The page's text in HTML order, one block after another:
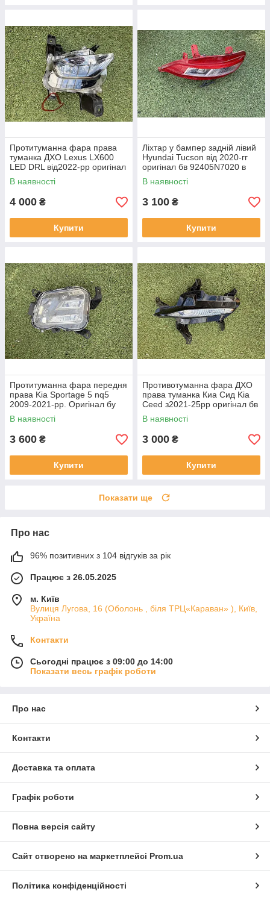
Протитуманна фара права
туманка ДХО Lexus LX600
LED DRL від2022-рр оригінал
бв відсутнє одно кріплення
В наявності
4 000 ₴
Купити
Ліхтар у бампер задній лівий
Hyundai Tucson від 2020-гг
оригінал бв 92405N7020 в
нормальному стані
В наявності
3 100 ₴
Купити
Протитуманна фара передня
права Kia Sportage 5 nq5
2009-2021-рр. Оригінал бу
92202R2000 проклеєна
тріщина скла в непомітному
місці
В наявності
3 600 ₴
Купити
Противотуманна фара ДХО
права туманка Киа Сид Kia
Ceed з2021-25рр оригінал бв
92207J7500 ціла
В наявності
3 000 ₴
Купити
Показати ще
Про нас
96% позитивних з 104 відгуків за рік
Працює з 26.05.2025
м. Київ
Вулиця Лугова, 16 (Оболонь , біля ТРЦ«Караван» ), Київ,
Україна
Контакти
Сьогодні працює з 09:00 до 14:00
Показати весь графік роботи
Про нас
Контакти
Доставка та оплата
Графік роботи
Повна версія сайту
Сайт створено на маркетплейсі Prom.ua
Політика конфіденційності